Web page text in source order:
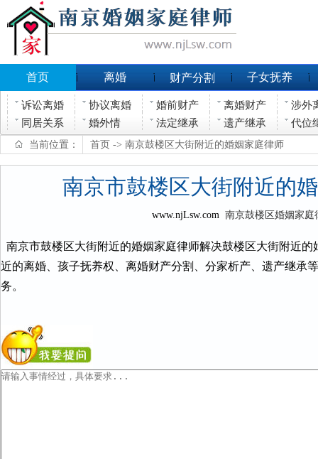
首页 离婚 财产分割 子女抚养
诉讼离婚 协议离婚 婚前财产 离婚财产
涉外
同居关系
婚外情 法定继承 遗产继承 代位
当前位置： 首页 -> 南京鼓楼区大街附近的婚姻家庭律师
南京市鼓楼区大街附近的
www.njLsw.com南京鼓楼区婚姻家庭
南京市鼓楼区大街附近的婚姻家庭律师解决鼓楼区大街附近
近的离婚、孩子抚养权、离婚财产分割、分家析产、遗产继承
务。